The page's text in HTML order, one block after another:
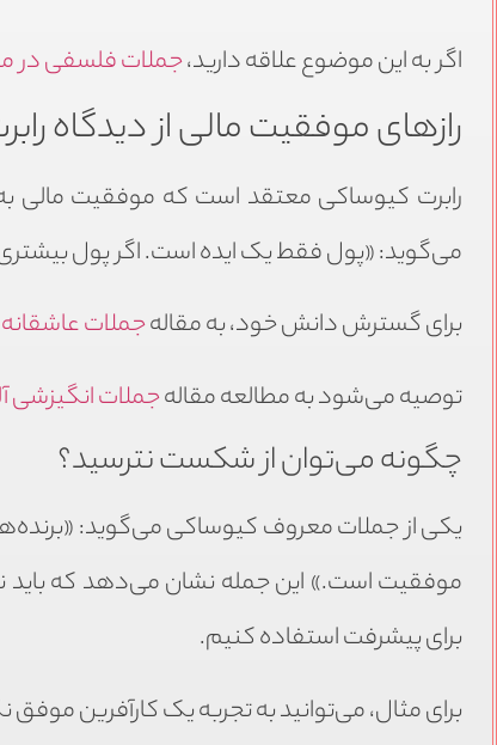
اگر به این موضوع علاقه دارید،جملات فلسفی در
رازهای موفقیت مالی از دیدگاه
رابرت کیوساکی معتقد است که موفقیت مالی
می‌گوید: «پول فقط یک ایده است. اگر پول
برای گسترش دانش خود، به مقالهجملات
توصیه می‌شود به مطالعه مقالهجملات انگیزشی
چگونه می‌توان از شکست نترسید؟
یکی از جملات معروف کیوساکی می‌گوید:
موفقیت است.» این جمله نشان می‌دهد که
برای پیشرفت استفاده کنیم.
برای مثال، می‌توانید به تجربه یک کارآفرین